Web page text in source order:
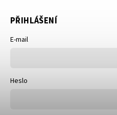
PŘIHLÁŠENÍ
E-mail
Heslo